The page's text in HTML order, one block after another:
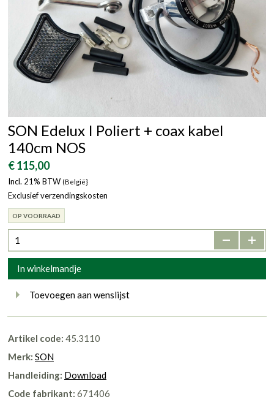
SON Edelux I Poliert + coax kabel
140cm NOS
€ 115,00
Incl. 21% BTW (België}
Exclusief verzendingskosten
OP VOORRAAD
- +
In winkelmandje
Toevoegen aan wenslijst
Artikel code: 45.3110
Merk: SON
Handleiding: Download
Code fabrikant: 671406